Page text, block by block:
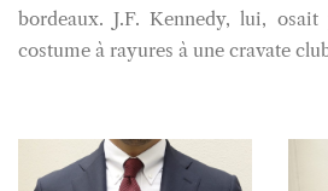
bordeaux. J.F. Kennedy, lui,
costume à rayures à une cravate